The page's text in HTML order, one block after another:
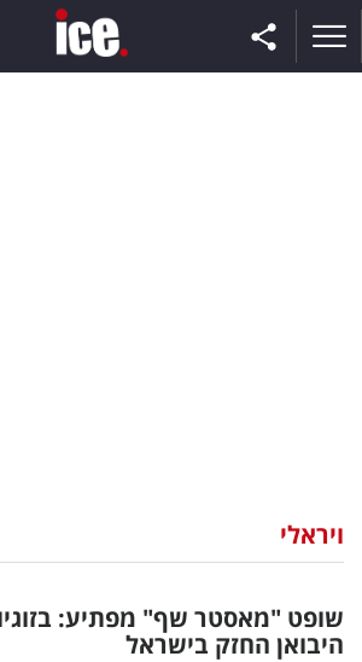
וצרכנות
דיגיטל
ויראלי
שופט "מאסטר שף" מפתיע:
היבואן החזק בישראל